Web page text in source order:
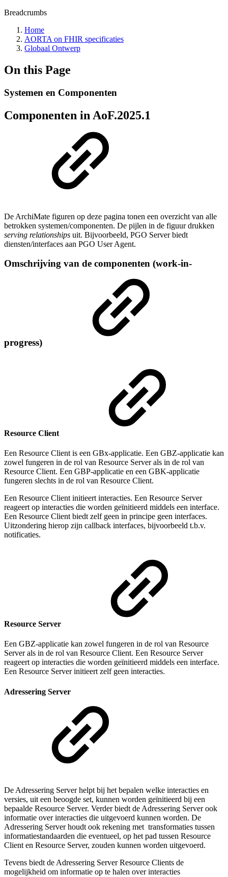
Breadcrumbs
Home
AORTA on FHIR specificaties
Globaal Ontwerp
On this Page
Systemen en Componenten
Componenten in AoF.2025.1
De ArchiMate figuren op deze pagina tonen een overzicht van alle
betrokken systemen/componenten. De pijlen in de figuur drukken
serving relationships uit. Bijvoorbeeld, PGO Server biedt
diensten/interfaces aan PGO User Agent.
Omschrijving van de componenten (work-in-
progress)
Resource Client
Een Resource Client is een GBx-applicatie. Een GBZ-applicatie kan
zowel fungeren in de rol van Resource Server als in de rol van
Resource Client. Een GBP-applicatie en een GBK-applicatie
fungeren slechts in de rol van Resource Client.
Een Resource Client initieert interacties. Een Resource Server
reageert op interacties die worden geïnitieerd middels een interface.
Een Resource Client biedt zelf geen in principe geen interfaces.
Uitzondering hierop zijn callback interfaces, bijvoorbeeld t.b.v.
notificaties.
Resource Server
Een GBZ-applicatie kan zowel fungeren in de rol van Resource
Server als in de rol van Resource Client. Een Resource Server
reageert op interacties die worden geïnitieerd middels een interface.
Een Resource Server initieert zelf geen interacties.
Adressering Server
De Adressering Server helpt bij het bepalen welke interacties en
versies, uit een beoogde set, kunnen worden geïnitieerd bij een
bepaalde Resource Server. Verder biedt de Adressering Server ook
informatie over interacties die uitgevoerd kunnen worden. De
Adressering Server houdt ook rekening met transformaties tussen
informatiestandaarden die eventueel, op het pad tussen Resource
Client en Resource Server, zouden kunnen worden uitgevoerd.
Tevens biedt de Adressering Server Resource Clients de
mogelijkheid om informatie op te halen over interacties